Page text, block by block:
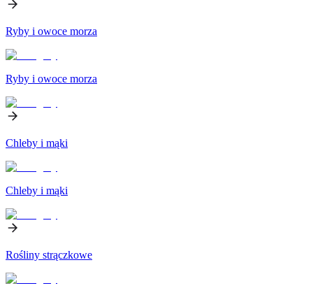
Ryby i owoce morza
Ryby i owoce morza
Chleby i mąki
Chleby i mąki
Rośliny strączkowe